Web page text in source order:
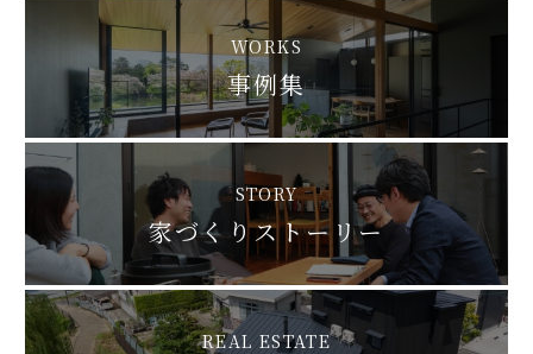
WORKS
事例集
STORY
家づくりストーリー
REAL ESTATE